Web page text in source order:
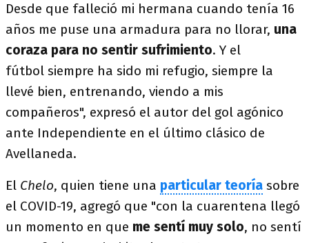
Desde que falleció mi hermana cuando tenía 16
años me puse una armadura para no llorar, una
coraza para no sentir sufrimiento. Y el
fútbol siempre ha sido mi refugio, siempre la
llevé bien, entrenando, viendo a mis
compañeros", expresó el autor del gol agónico
ante Independiente en el último clásico de
Avellaneda.
El Chelo, quien tiene una particular teoría sobre
el COVID-19, agregó que "con la cuarentena llegó
un momento en que me sentí muy solo, no sentí